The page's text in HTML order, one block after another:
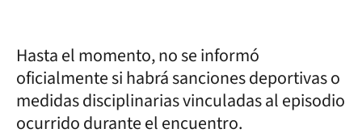
Hasta el momento, no se informó
oficialmente si habrá sanciones deportivas o
medidas disciplinarias vinculadas al episodio
ocurrido durante el encuentro.